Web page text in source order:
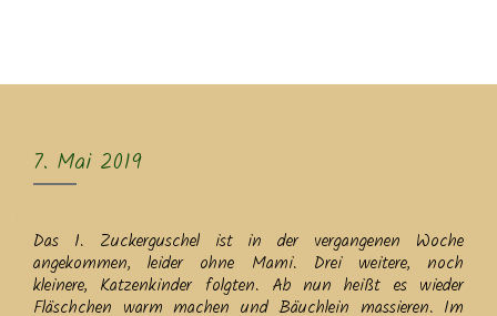
7. Mai 2019
Das 1. Zuckerguschel ist in der vergangenen Woche
angekommen, leider ohne Mami. Drei weitere, noch
kleinere, Katzenkinder folgten. Ab nun heißt es wieder
Fläschchen warm machen und Bäuchlein massieren. Im